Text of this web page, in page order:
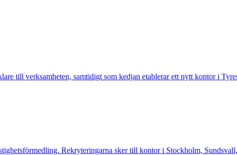
till verksamheten, samtidigt som kedjan etablerar ett nytt kontor i
Rekryteringarna sker till kontor i Stockholm,